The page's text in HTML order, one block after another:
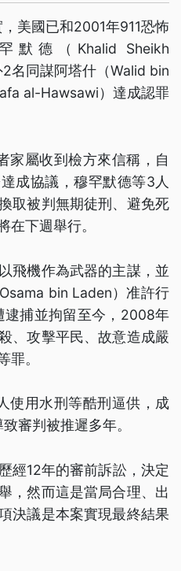
美國已和2001年911恐怖
德（Khalid Sheikh
名同謀阿塔什（Walid bin
al-Hawsawi）達成認罪
家屬收到檢方來信稱，自
成協議，穆罕默德等3人
取被判無期徒刑、避免死
在下週舉行。
飛機作為武器的主謀，並
bin Laden）准許行
捕並拘留至今，2008年
、攻擊平民、故意造成嚴
罪。
使用水刑等酷刑逼供，成
審判被推遲多年。
經12年的審前訴訟，決定
，然而這是當局合理、出
決議是本案實現最終結果